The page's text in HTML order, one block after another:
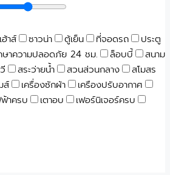
าส์ ซาวน่า ตู้เย็น ที่จอดรถ
ประตู
ษาความปลอดภัย 24 ชม. ล็อบบี้
สนาม
สระว่ายน้ำ สวนส่วนกลาง
สโมสร
ส์ เครื่องซักผ้า
เครืองปรับอากาศ
ฟ้าครบ เตาอบ
เฟอร์นิเจอร์ครบ